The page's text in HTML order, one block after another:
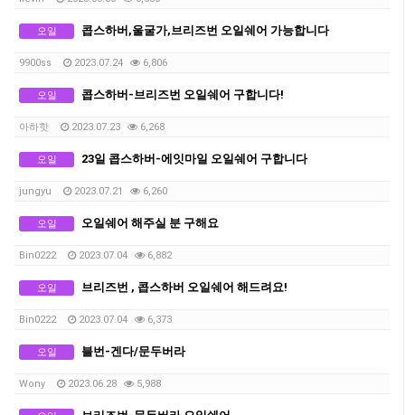
오일 콥스하버,울굴가,브리즈번 오일쉐어 가능합니다
9900ss 2023.07.24 6,806
오일 콥스하버-브리즈번 오일쉐어 구합니다!
아하핫 2023.07.23 6,268
오일 23일 콥스하버-에잇마일 오일쉐어 구합니다
jungyu 2023.07.21 6,260
오일 오일쉐어 해주실 분 구해요
Bin0222 2023.07.04 6,882
오일 브리즈번 , 콥스하버 오일쉐어 해드려요!
Bin0222 2023.07.04 6,373
오일 블번-겐다/문두버라
Wony 2023.06.28 5,988